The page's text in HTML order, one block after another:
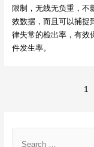
限制，无线无负重，不
效数据，而且可以捕捉
律失常的检出率，有效
件发生率。
1